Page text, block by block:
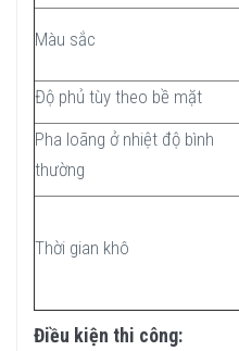
Màu sắc
Độ phủ tùy theo bề mặt
Pha loãng ở nhiệt độ bình
thường
Thời gian khô
Điều kiện thi công: